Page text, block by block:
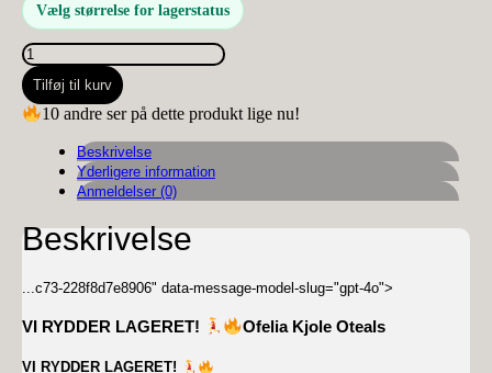
Vælg størrelse for lagerstatus
Ofelia
Kjole
Oteals
antal
Tilføj til kurv
10 andre ser på dette produkt lige nu!
Beskrivelse
Yderligere information
Anmeldelser (0)
Beskrivelse
c73-228f8d7e8906" data-message-model-slug="gpt-4o">
VI RYDDER LAGERET! Ofelia Kjole Oteals
VI RYDDER LAGERET!